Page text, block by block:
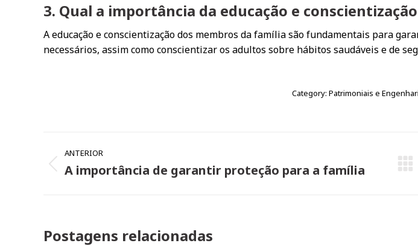
3. Qual a importância da educação e
A educação e conscientização dos membros da família são fundamentais para
necessários, assim como conscientizar os adultos sobre hábitos saudáveis e de
Category: Patrimoniais e
de
ANTERIOR
Post
A importância de garantir proteção para a família
Postagens relacionadas